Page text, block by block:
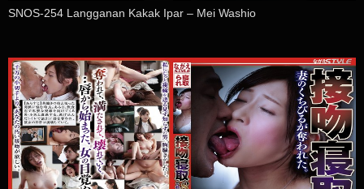
SNOS-254 Langganan Kakak Ipar – Mei Washio